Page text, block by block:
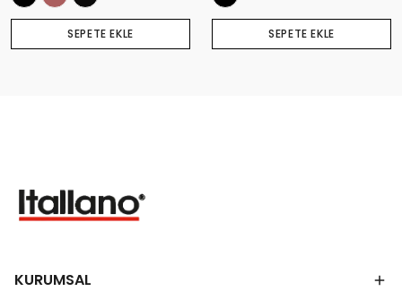
SEPETE EKLE SEPETE EKLE
KURUMSAL